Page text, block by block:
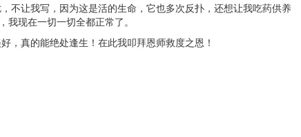
不让我写，因为这是活的生命，它也多次反扑，还想让我吃药供养
现在一切一切全都正常了。
，真的能绝处逢生！在此我叩拜恩师救度之恩！